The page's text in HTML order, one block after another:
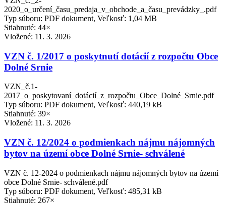
2020_o_určení_času_predaja_v_obchode_a_času_prevádzky_.pdf
Typ súboru: PDF dokument, Veľkosť: 1,04 MB
Stiahnuté: 44×
Vložené: 11. 3. 2026
VZN č. 1/2017 o poskytnutí dotácií z rozpočtu Obce
Dolné Srnie
VZN_č.1-
2017_o_poskytovaní_dotácií_z_rozpočtu_Obce_Dolné_Srnie.pdf
Typ súboru: PDF dokument, Veľkosť: 440,19 kB
Stiahnuté: 39×
Vložené: 11. 3. 2026
VZN č. 12/2024 o podmienkach nájmu nájomných
bytov na území obce Dolné Srnie- schválené
VZN č. 12-2024 o podmienkach nájmu nájomných bytov na území
obce Dolné Srnie- schválené.pdf
Typ súboru: PDF dokument, Veľkosť: 485,31 kB
Stiahnuté: 267×